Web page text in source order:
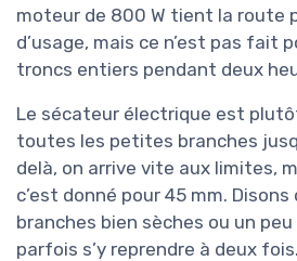
moteur de 800 W tient la route
d’usage, mais ce n’est pas fait
troncs entiers pendant deux
Le sécateur électrique est
toutes les petites branches
delà, on arrive vite aux limites,
c’est donné pour 45 mm. Disons
branches bien sèches ou un
parfois s’y reprendre à deux